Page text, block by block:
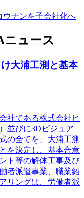
ウナンを子会社化へ
ュース
大浦工測と基本
社である株式会社ヒ
並びに3Dビジュア
の全てを、大浦工測
を決定し、基本合意
ト等の解体工事及び
者派遣事業、職業紹
リングは、労働者派